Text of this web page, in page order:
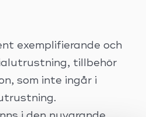
exemplifierande och
tillbehör
som inte ingår i